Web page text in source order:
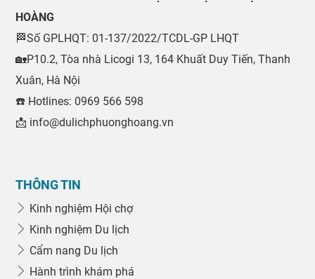
HOÀNG
🏁Số GPLHQT: 01-137/2022/TCDL-GP LHQT
🏡P10.2, Tòa nhà Licogi 13, 164 Khuất Duy Tiến, Thanh
Xuân, Hà Nội
☎️ Hotlines: 0969 566 598
📩 info@dulichphuonghoang.vn
THÔNG TIN
Kinh nghiệm Hội chợ
Kinh nghiệm Du lịch
Cẩm nang Du lịch
Hành trình khám phá